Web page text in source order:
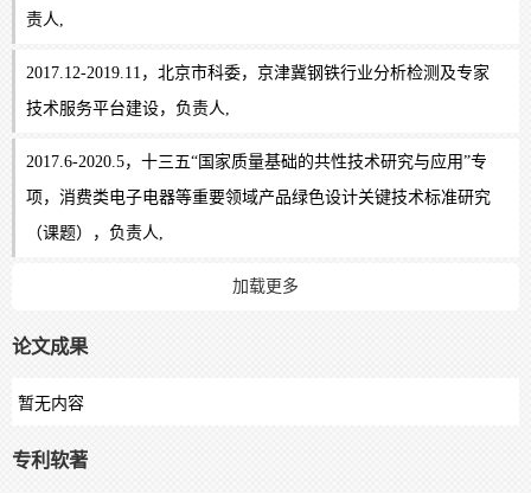
责人,
2017.12-2019.11，北京市科委，京津冀钢铁行业分析检测及专家
技术服务平台建设，负责人,
2017.6-2020.5，十三五“国家质量基础的共性技术研究与应用”专
项，消费类电子电器等重要领域产品绿色设计关键技术标准研究
（课题），负责人,
加载更多
论文成果
暂无内容
专利软著